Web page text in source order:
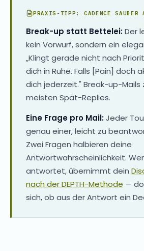
PRAXIS-TIPP: CADENCE SAUBER
Break-up statt Bettelei:Der
kein Vorwurf, sondern ein
„Klingt gerade nicht nach
dich in Ruhe. Falls [Pain] doch
dich jederzeit." Break-up-
meisten Spät-Replies.
Eine Frage pro Mail:Jeder
genau einer, leicht zu
Zwei Fragen halbieren deine
Antwortwahrscheinlichkeit.
antwortet, übernimmt dein
nach der DEPTH-Methode —
sich, ob aus der Antwort ein